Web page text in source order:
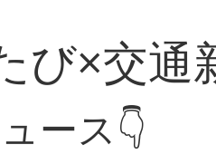
び×交通
ース👇